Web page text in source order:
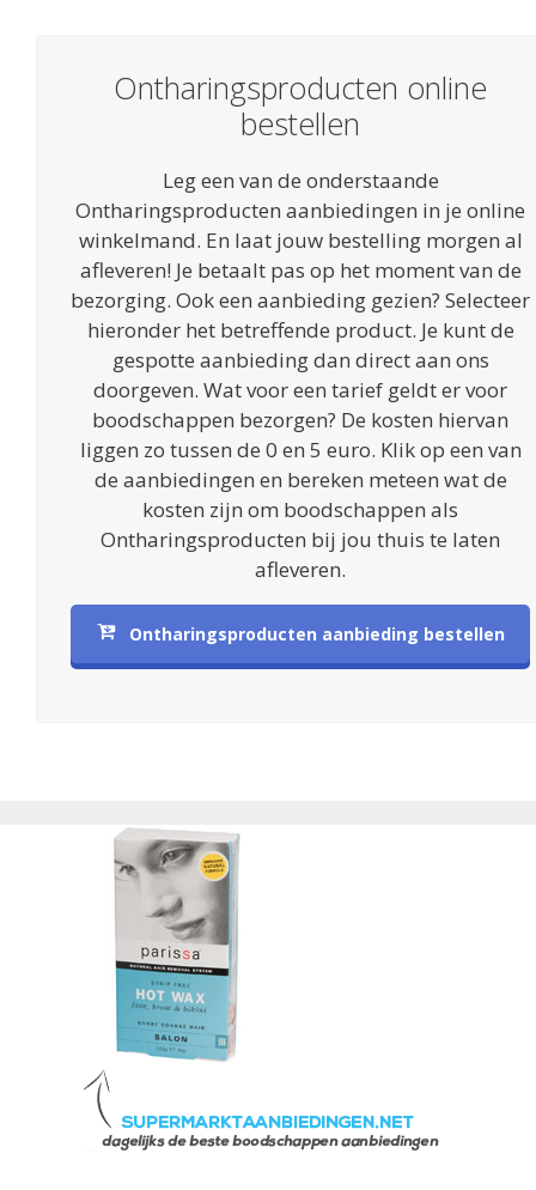
Ontharingsproducten online
bestellen
Leg een van de onderstaande
Ontharingsproducten aanbiedingen in je online
winkelmand. En laat jouw bestelling morgen al
afleveren! Je betaalt pas op het moment van de
bezorging. Ook een aanbieding gezien? Selecteer
hieronder het betreffende product. Je kunt de
gespotte aanbieding dan direct aan ons
doorgeven. Wat voor een tarief geldt er voor
boodschappen bezorgen? De kosten hiervan
liggen zo tussen de 0 en 5 euro. Klik op een van
de aanbiedingen en bereken meteen wat de
kosten zijn om boodschappen als
Ontharingsproducten bij jou thuis te laten
afleveren.
Ontharingsproducten aanbieding bestellen